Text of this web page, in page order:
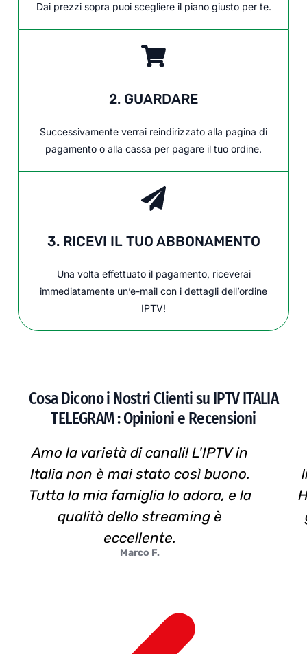
Dai prezzi sopra puoi scegliere il piano giusto per te.
2. GUARDARE
Successivamente verrai reindirizzato alla pagina di
pagamento o alla cassa per pagare il tuo ordine.
3. RICEVI IL TUO ABBONAMENTO
Una volta effettuato il pagamento, riceverai
immediatamente un’e-mail con i dettagli dell’ordine
IPTV!
Cosa Dicono i Nostri Clienti su IPTV ITALIA
TELEGRAM : Opinioni e Recensioni
Amo la varietà di canali! L'IPTV in
Italia non è mai stato così buono.
Tutta la mia famiglia lo adora, e la
qualità dello streaming è
eccellente.
Marco F.